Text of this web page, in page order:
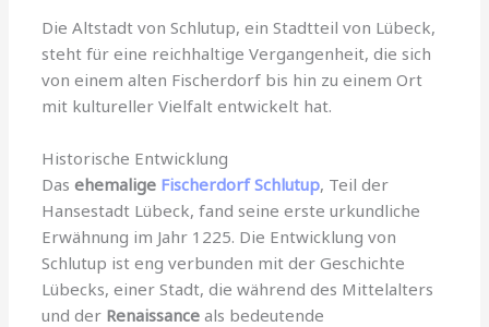
Die Altstadt von Schlutup, ein Stadtteil von Lübeck,
steht für eine reichhaltige Vergangenheit, die sich
von einem alten Fischerdorf bis hin zu einem Ort
mit kultureller Vielfalt entwickelt hat.
Historische Entwicklung
Dasehemalige Fischerdorf Schlutup, Teil der
Hansestadt Lübeck, fand seine erste urkundliche
Erwähnung im Jahr 1225. Die Entwicklung von
Schlutup ist eng verbunden mit der Geschichte
Lübecks, einer Stadt, die während des Mittelalters
und der Renaissance als bedeutende